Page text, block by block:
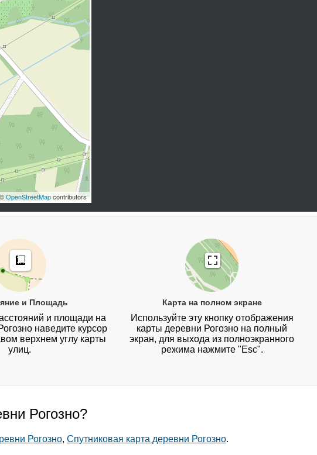
OpenStreetMapcontributors
и Площадь
и площади на
наведите курсор
верхнем углу карты
улиц.
Карта на полном экране
Используйте эту кнопку отображения
карты деревни Рогозно на полный
экран, для выхода из полноэкранного
режима нажмите "Esc".
Рогозно?
Рогозно, Спутниковая карта деревни Рогозно.